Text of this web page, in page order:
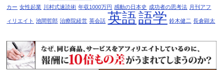
カー 女性起業 川村式速読術 年収1000万円 感動の日本史 成功者の思考法 月刊アフ
ィリエイト 池間哲郎 治療院経営 英会話 英語語学 鈴木健二 長倉顕太